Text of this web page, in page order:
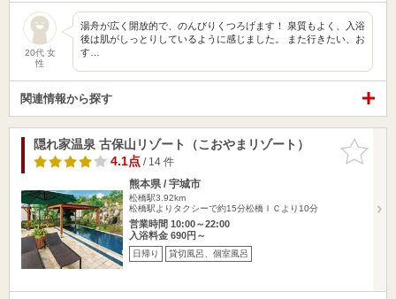
20代 女
性
湯舟が広く開放的で、のんびりくつろげます！ 泉質もよく、入浴
後は肌がしっとりしているように感じました。 また行きたい、お
す…
関連情報から探す
お気に入
りに追加
隠れ家温泉 古保山リゾート（こおやまリゾート）
4.1点/ 14 件
熊本県 / 宇城市
松橋駅3.92km
松橋駅よりタクシーで約15分松橋ＩＣより10分
営業時間 10:00～22:00
入浴料金 690円～
日帰り 貸切風呂、個室風呂